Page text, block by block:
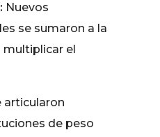
Nuevos
se sumaron a la
multiplicar el
articularon
de peso